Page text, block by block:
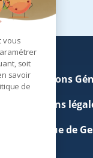
Conditions
Mentions
Politique de
vous
soit
savoir
de